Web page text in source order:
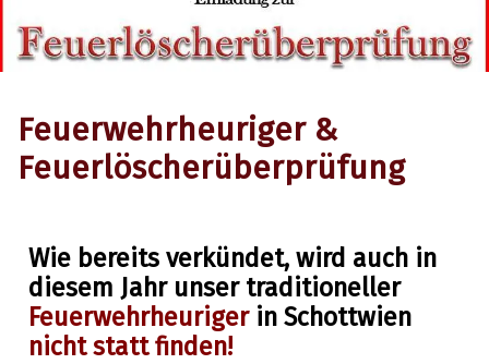
Feuerwehrheuriger &
Feuerlöscherüberprüfung
Wie bereits verkündet, wird auch in
diesem Jahr unser traditioneller
Feuerwehrheurigerin Schottwien
nicht statt finden!